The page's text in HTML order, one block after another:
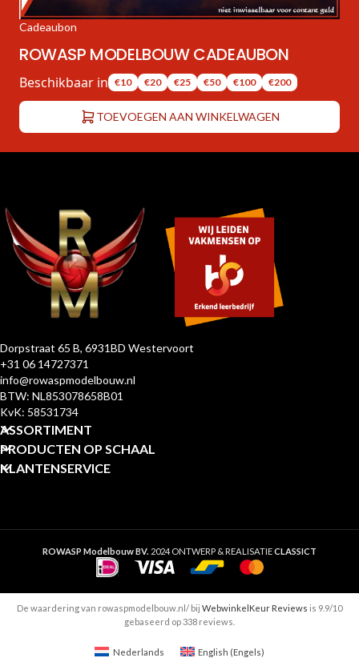
Cadeaubon
ROWASP MODELBOUW CADEAUBON
Beschikbaar in €10 €20 €25 €50 €100 €200
TOEVOEGEN AAN WINKELWAGEN
Dorpstraat 65 B, 6931BD Westervoort
+31 06 14727371
info@rowaspmodelbouw.nl
BTW: NL853078658B01
KvK: 58531734
ASSORTIMENT
PRODUCTEN OP SCHAAL
KLANTENSERVICE
ROWASP Modelbouw BV. 2024 ONTWERP & REALISATIECLASSICT
De waardering van rowaspmodelbouw.nl/ bij WebwinkelKeur Reviews is 9.9/10
gebaseerd op 338 reviews.
Nederlands English (Engels)